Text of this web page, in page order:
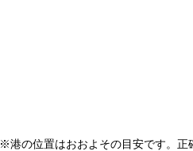
※港の位置はおおよその目安です。正